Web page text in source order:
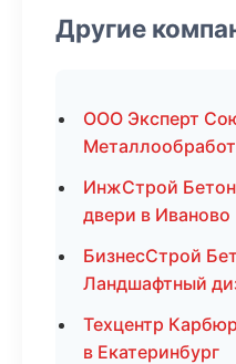
Другие
ООО Эксперт
ИнжСтрой
двери в Иваново
БизнесСтрой
Ландшафтный
Техцентр
в Екатеринбург